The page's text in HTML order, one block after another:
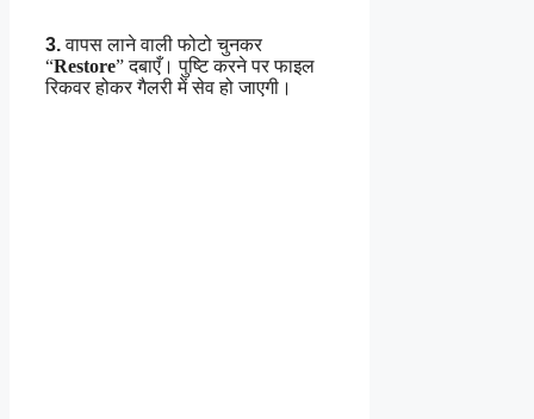
3.वापस लाने वाली फोटो चुनकर
“Restore” दबाएँ। पुष्टि करने पर फाइल
रिकवर होकर गैलरी में सेव हो जाएगी।